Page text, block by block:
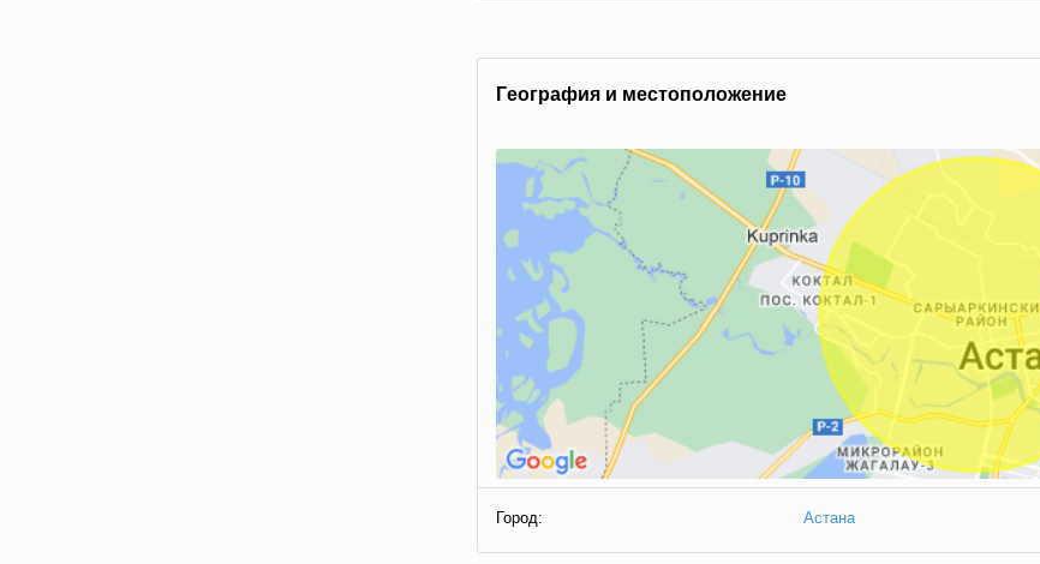
Гeoгpaфия и мecтoпoлoжeниe
Город: Астана